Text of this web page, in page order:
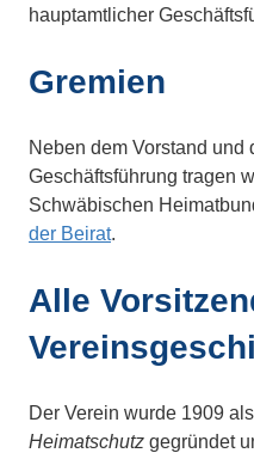
hauptamtlicher
Gremien
Neben dem Vorstand und
Geschäftsführung tragen
Schwäbischen
der Beirat.
Alle
Der Verein wurde 1909 als
Heimatschutz gegründet